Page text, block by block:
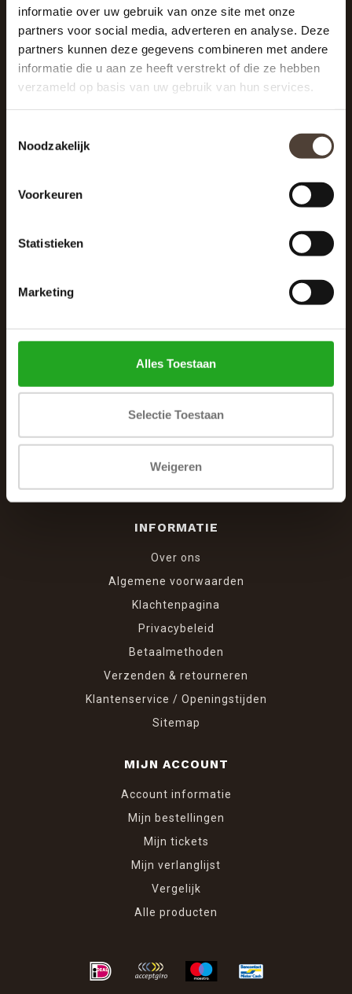
informatie over uw gebruik van onze site met onze
partners voor social media, adverteren en analyse. Deze
partners kunnen deze gegevens combineren met andere
informatie die u aan ze heeft verstrekt of die ze hebben
verzameld op basis van uw gebruik van hun services.
Noodzakelijk
Voorkeuren
Statistieken
Marketing
Alles Toestaan
Selectie Toestaan
Weigeren
And stay up to date with our latest offers
040 287 12 00
info@dewoonhoek.nl
INFORMATIE
Over ons
Algemene voorwaarden
Klachtenpagina
Privacybeleid
Betaalmethoden
Verzenden & retourneren
Klantenservice / Openingstijden
Sitemap
MIJN ACCOUNT
Account informatie
Mijn bestellingen
Mijn tickets
Mijn verlanglijst
Vergelijk
Alle producten